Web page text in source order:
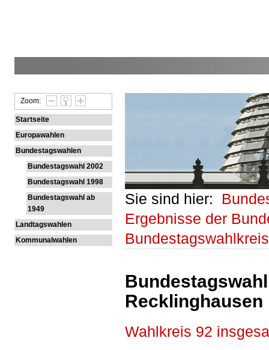
Zoom:
Startseite
Europawahlen
Bundestagswahlen
Bundestagswahl 2002
Bundestagswahl 1998
Bundestagswahl ab
1949
Landtagswahlen
Kommunalwahlen
Sie sind hier:
Ergebnisse der
Recklinghausen
Wahlkreis 92